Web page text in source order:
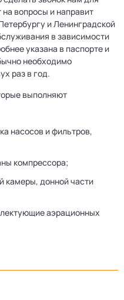
вопросы и направит
и Ленинградской
в зависимости
указана в паспорте и
необходимо
раз в год.
выполняют
насосов и фильтров,
компрессора;
камеры, донной части
аэрационных